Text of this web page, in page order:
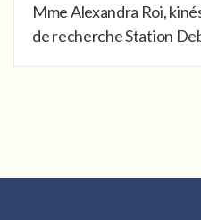
Mme Alexandra Roi,
de recherche Station